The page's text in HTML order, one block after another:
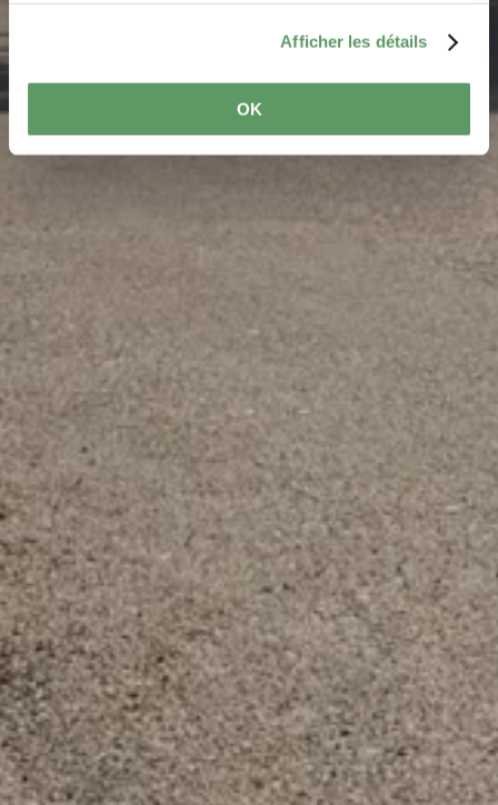
Afficher les détails
OK